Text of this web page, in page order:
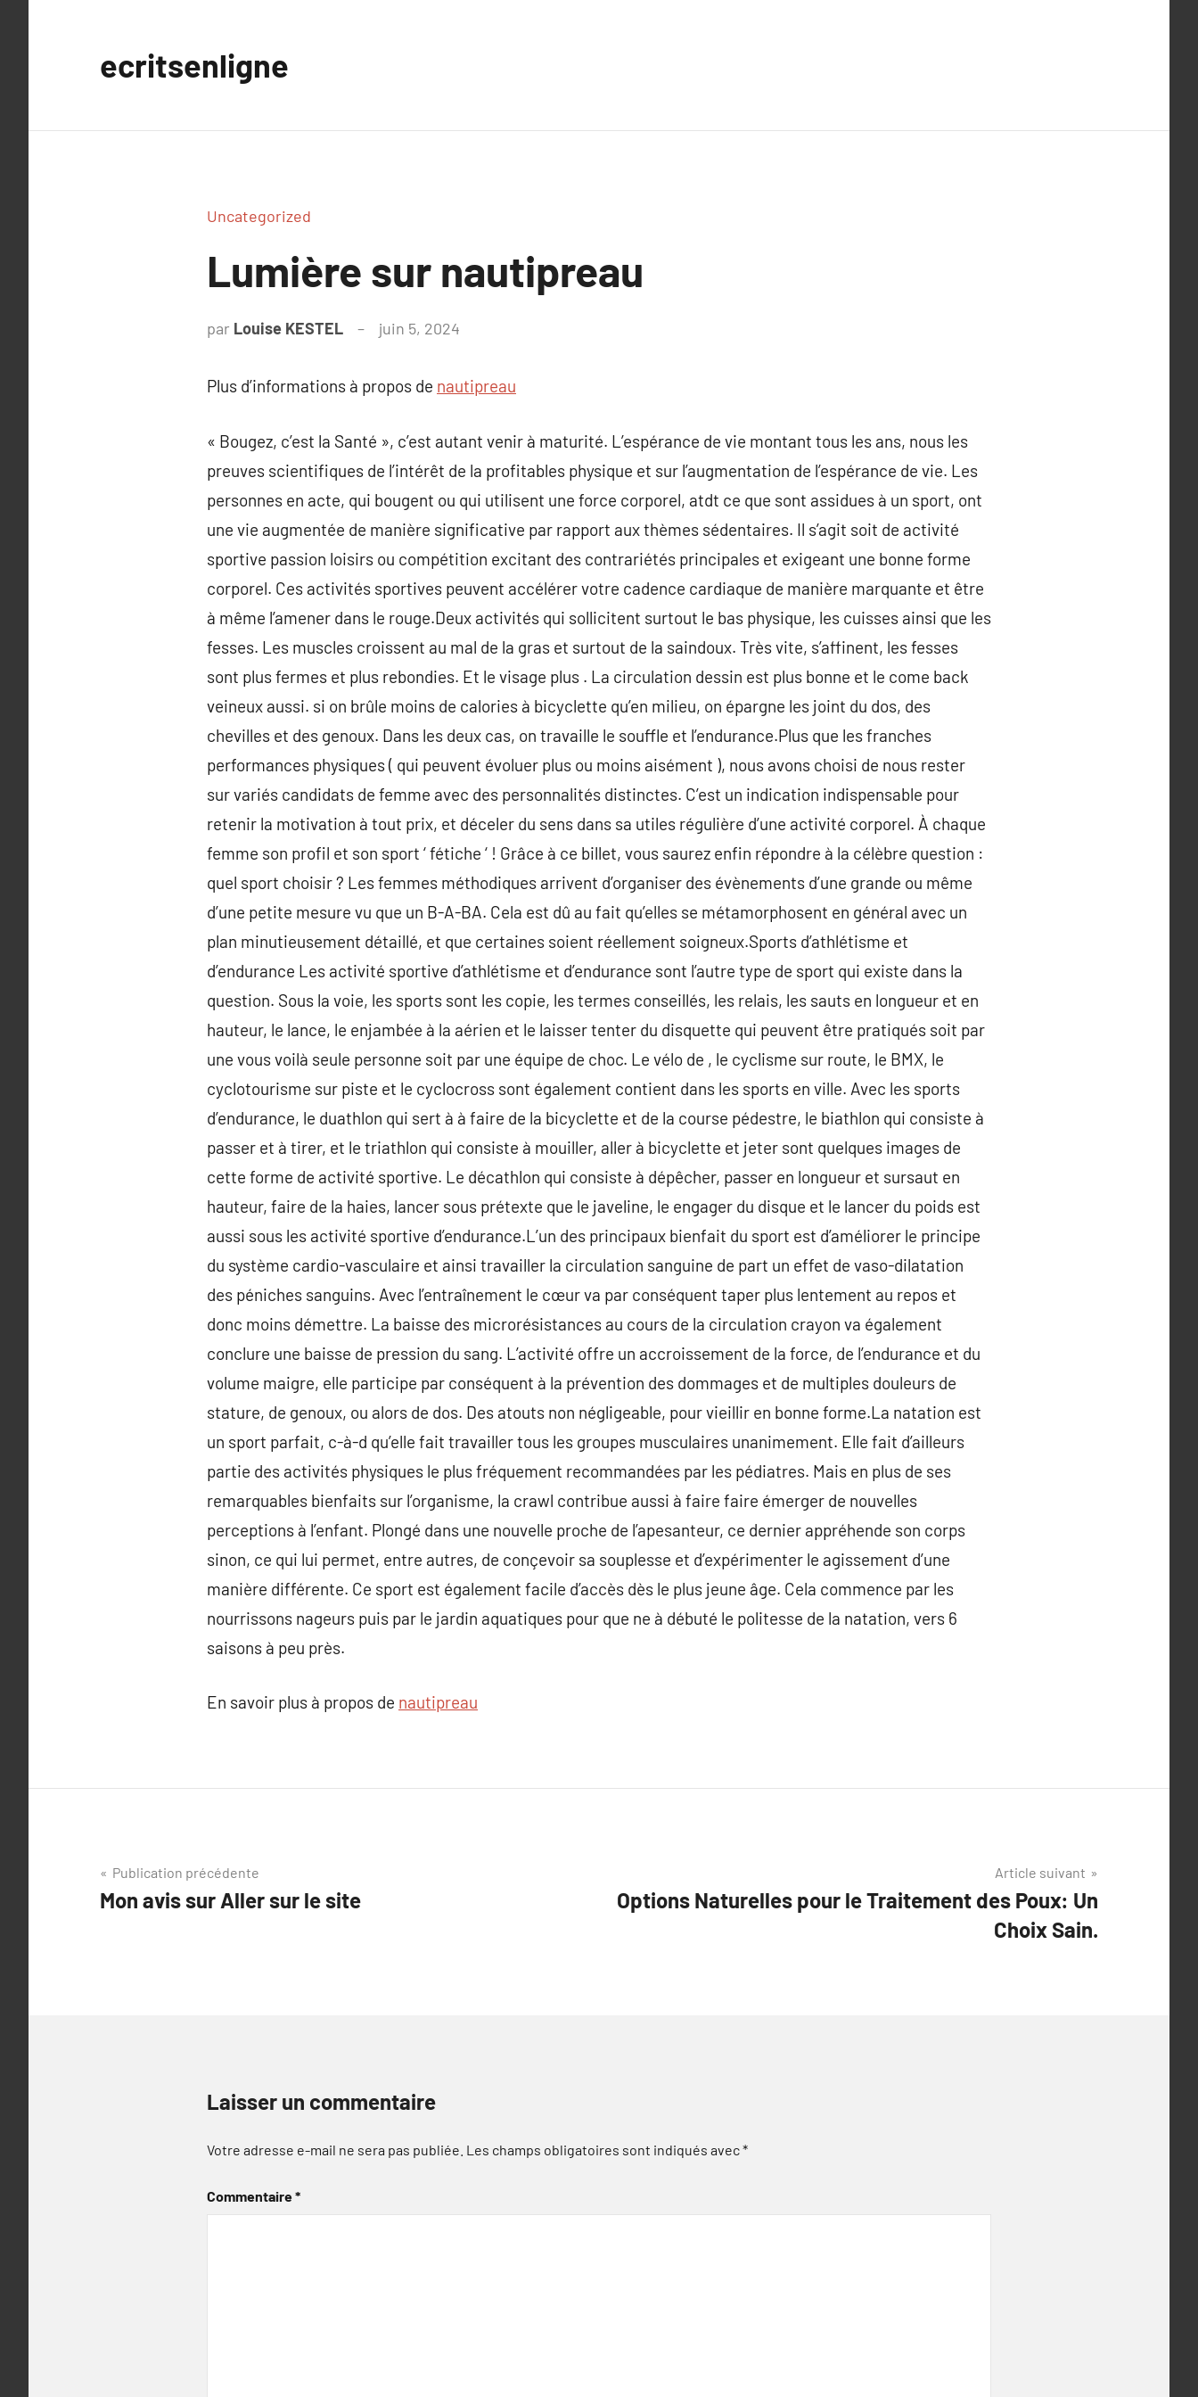
ecritsenligne
Uncategorized
Lumière sur nautipreau
par Louise KESTEL juin 5, 2024
Plus d’informations à propos de nautipreau
« Bougez, c’est la Santé », c’est autant venir à maturité. L’espérance de vie montant tous les ans, nous les
preuves scientifiques de l’intérêt de la profitables physique et sur l’augmentation de l’espérance de vie. Les
personnes en acte, qui bougent ou qui utilisent une force corporel, atdt ce que sont assidues à un sport, ont
une vie augmentée de manière significative par rapport aux thèmes sédentaires. Il s’agit soit de activité
sportive passion loisirs ou compétition excitant des contrariétés principales et exigeant une bonne forme
corporel. Ces activités sportives peuvent accélérer votre cadence cardiaque de manière marquante et être
à même l’amener dans le rouge.Deux activités qui sollicitent surtout le bas physique, les cuisses ainsi que les
fesses. Les muscles croissent au mal de la gras et surtout de la saindoux. Très vite, s’affinent, les fesses
sont plus fermes et plus rebondies. Et le visage plus . La circulation dessin est plus bonne et le come back
veineux aussi. si on brûle moins de calories à bicyclette qu’en milieu, on épargne les joint du dos, des
chevilles et des genoux. Dans les deux cas, on travaille le souffle et l’endurance.Plus que les franches
performances physiques ( qui peuvent évoluer plus ou moins aisément ), nous avons choisi de nous rester
sur variés candidats de femme avec des personnalités distinctes. C’est un indication indispensable pour
retenir la motivation à tout prix, et déceler du sens dans sa utiles régulière d’une activité corporel. À chaque
femme son profil et son sport ‘ fétiche ‘ ! Grâce à ce billet, vous saurez enfin répondre à la célèbre question :
quel sport choisir ? Les femmes méthodiques arrivent d’organiser des évènements d’une grande ou même
d’une petite mesure vu que un B-A-BA. Cela est dû au fait qu’elles se métamorphosent en général avec un
plan minutieusement détaillé, et que certaines soient réellement soigneux.Sports d’athlétisme et
d’endurance Les activité sportive d’athlétisme et d’endurance sont l’autre type de sport qui existe dans la
question. Sous la voie, les sports sont les copie, les termes conseillés, les relais, les sauts en longueur et en
hauteur, le lance, le enjambée à la aérien et le laisser tenter du disquette qui peuvent être pratiqués soit par
une vous voilà seule personne soit par une équipe de choc. Le vélo de , le cyclisme sur route, le BMX, le
cyclotourisme sur piste et le cyclocross sont également contient dans les sports en ville. Avec les sports
d’endurance, le duathlon qui sert à à faire de la bicyclette et de la course pédestre, le biathlon qui consiste à
passer et à tirer, et le triathlon qui consiste à mouiller, aller à bicyclette et jeter sont quelques images de
cette forme de activité sportive. Le décathlon qui consiste à dépêcher, passer en longueur et sursaut en
hauteur, faire de la haies, lancer sous prétexte que le javeline, le engager du disque et le lancer du poids est
aussi sous les activité sportive d’endurance.L’un des principaux bienfait du sport est d’améliorer le principe
du système cardio-vasculaire et ainsi travailler la circulation sanguine de part un effet de vaso-dilatation
des péniches sanguins. Avec l’entraînement le cœur va par conséquent taper plus lentement au repos et
donc moins démettre. La baisse des microrésistances au cours de la circulation crayon va également
conclure une baisse de pression du sang. L’activité offre un accroissement de la force, de l’endurance et du
volume maigre, elle participe par conséquent à la prévention des dommages et de multiples douleurs de
stature, de genoux, ou alors de dos. Des atouts non négligeable, pour vieillir en bonne forme.La natation est
un sport parfait, c-à-d qu’elle fait travailler tous les groupes musculaires unanimement. Elle fait d’ailleurs
partie des activités physiques le plus fréquement recommandées par les pédiatres. Mais en plus de ses
remarquables bienfaits sur l’organisme, la crawl contribue aussi à faire faire émerger de nouvelles
perceptions à l’enfant. Plongé dans une nouvelle proche de l’apesanteur, ce dernier appréhende son corps
sinon, ce qui lui permet, entre autres, de conçevoir sa souplesse et d’expérimenter le agissement d’une
manière différente. Ce sport est également facile d’accès dès le plus jeune âge. Cela commence par les
nourrissons nageurs puis par le jardin aquatiques pour que ne à débuté le politesse de la natation, vers 6
saisons à peu près.
En savoir plus à propos de nautipreau
Navigation
de
Publication précédente
Mon avis sur Aller sur le site
Article suivant
Options Naturelles pour le Traitement des Poux: Un
Choix Sain.
Laisser un commentaire
Votre adresse e-mail ne sera pas publiée. Les champs obligatoires sont indiqués avec*
Commentaire*